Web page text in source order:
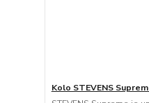
Kolo STEVENS